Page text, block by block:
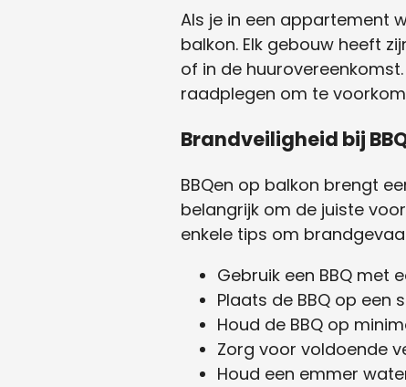
Als je in een appartement
balkon. Elk gebouw heeft
of in de
raadplegen om te
Brandveiligheid bij
BBQen op balkon brengt
belangrijk om de juiste
enkele tips om
Gebruik een BBQ met
Plaats de BBQ op een
Houd de BBQ op
Zorg voor voldoende
Houd een emmer